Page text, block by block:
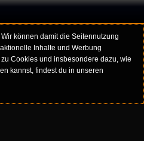
können damit die Seitennutzung
Inhalte und Werbung
Cookies und insbesondere dazu, wie
kannst, findest du in unseren